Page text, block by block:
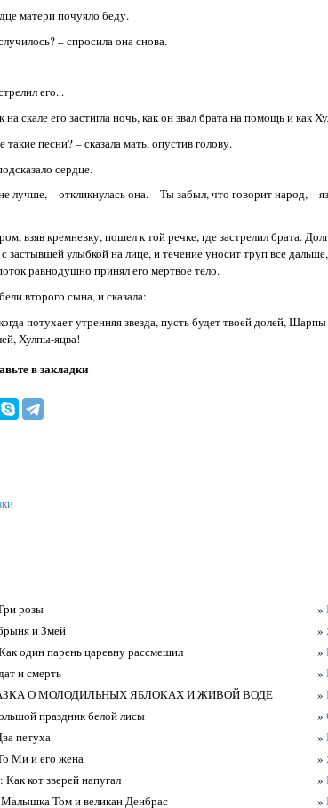
матери почуяло беду.
– спросила она снова.
его...
скале его застигла ночь, как он звал брата на помощь и как
песни? – сказала мать, опустив голову.
сердце.
лучше, – откликнулась она. – Ты забыл, что говорит народ, –
взяв кремневку, пошел к той речке, где застрелил брата.
застывшей улыбкой на лице, и течение уносит труп все
равнодушно принял его мёртвое тело.
второго сына, и сказала:
потухает утренняя звезда, пусть будет твоей долей,
Хулпы-яцва!
в закладки
розы
и Змей
один парень царевну рассмешил
и смерть
СКАЗКА О МОЛОДИЛЬНЫХ ЯБЛОКАХ И ЖИВОЙ ВОДЕ
праздник белой лисы
петуха
Ми и его жена
кот зверей напугал
Том и великан Денбрас
»
»
»
»
»
»
»
»
»
»